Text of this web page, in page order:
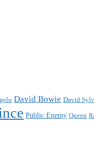
David Bowie David
Public Enemy Queen